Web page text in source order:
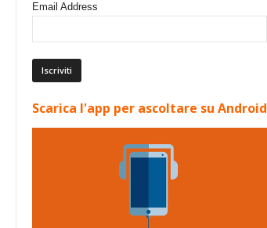
Email Address
Scarica l'app per ascoltare su Android